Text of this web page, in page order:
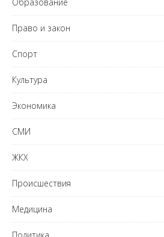
Право и закон
Спорт
Культура
Экономика
СМИ
ЖКХ
Происшествия
Медицина